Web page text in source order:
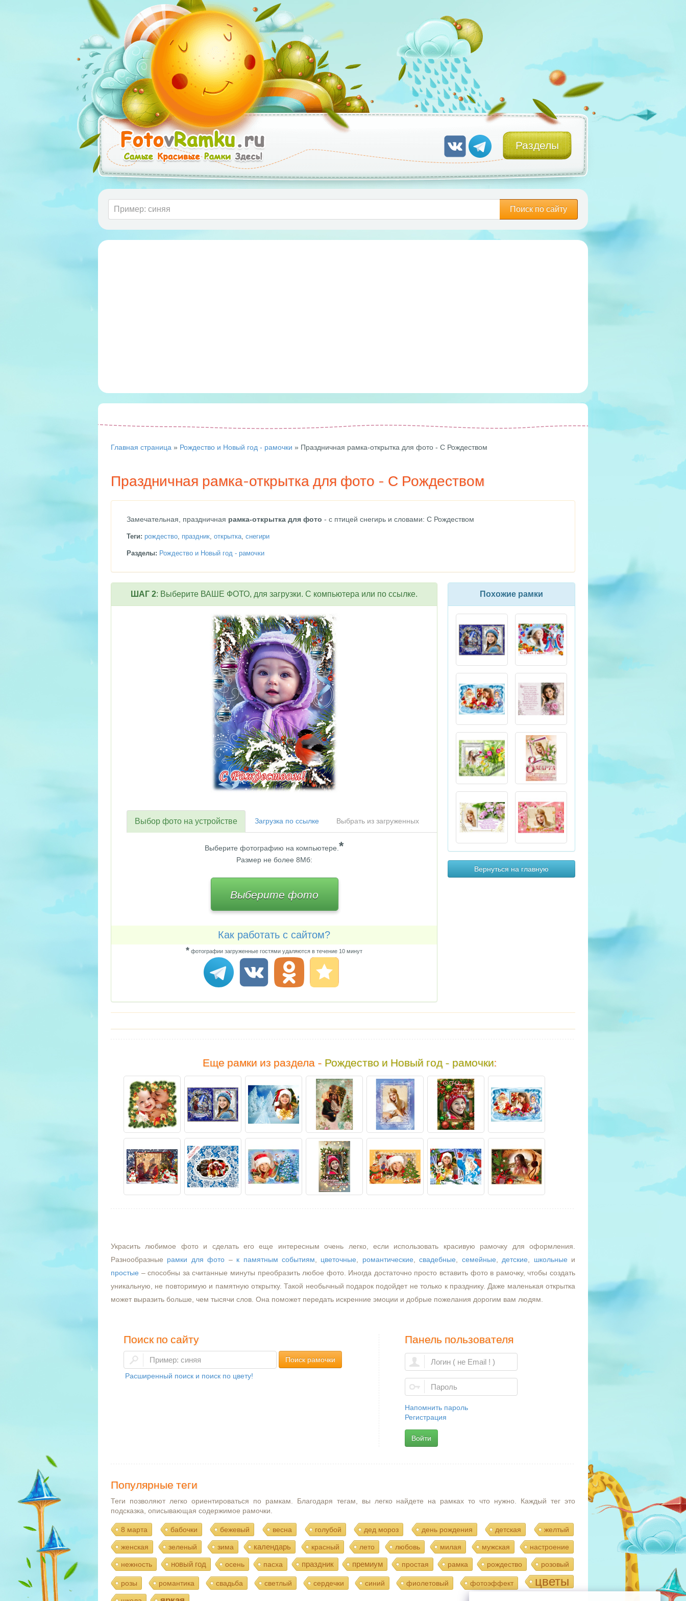
Разделы
Поиск по сайту
Главная страница » Рождество и Новый год - рамочки » Праздничная рамка-открытка для фото - С Рождеством
Праздничная рамка-открытка для фото - С Рождеством
Замечательная, праздничная рамка-открытка для фото - с птицей снегирь и словами: С Рождеством
Теги: рождество, праздник, открытка, снегири
Разделы: Рождество и Новый год - рамочки
Похожие рамки
Вернуться на главную
ШАГ 2: Выберите ВАШЕ ФОТО, для загрузки. С компьютера или по ссылке.
Выбор фото на устройстве Загрузка по ссылке Выбрать из загруженных
Выберите фотографию на компьютере. *
Размер не более 8Мб:
Выберите фото
Как работать с сайтом?
* фотографии загруженные гостями удаляются в течение 10 минут
Еще рамки из раздела - Рождество и Новый год - рамочки:
Украсить любимое фото и сделать его еще интересным очень легко, если использовать красивую рамочку для оформления.
Разнообразные рамки для фото – к памятным событиям цветочные романтические ,свадебные семейные детские школьные и
простые – способны за считанные минуты преобразить любое фото. Иногда достаточно просто вставить фото в рамочку, чтобы создать
уникальную, не повторимую и памятную открытку. Такой необычный подарок подойдет не только к празднику. Даже маленькая открытка
может выразить больше, чем тысячи слов. Она поможет передать искренние эмоции и добрые пожелания дорогим вам людям.
Поиск по сайту
Поиск рамочки
Расширенный поиск и поиск по цвету!
Панель пользователя
Напомнить пароль
Регистрация
Войти
Популярные теги
Теги позволяют легко ориентироваться по рамкам. Благодаря тегам, вы легко найдете на рамках то что нужно. Каждый тег это
подсказка, описывающая содержимое рамочки.
8 марта бабочки бежевый весна голубой дед мороз день рождения детская желтый
женская зеленый зима календарь красный лето любовь милая мужская настроение
нежность новый год осень пасха праздник премиум простая рамка рождество розовый
розы романтика свадьба светлый сердечки синий фиолетовый фотоэффект цветы